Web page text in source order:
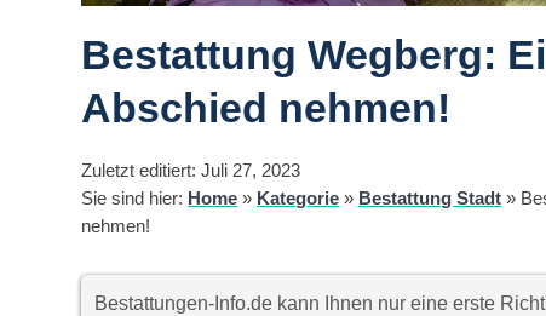
Bestattung Wegberg:
Abschied nehmen!
Zuletzt editiert: Juli 27, 2023
Sie sind hier: Home » Kategorie » Bestattung Stadt »
nehmen!
Bestattungen-Info.de kann Ihnen nur eine erste